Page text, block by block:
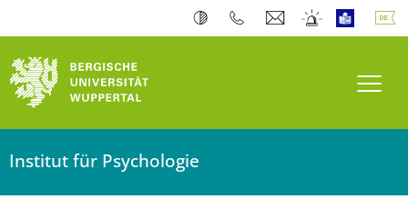
Institut für Psychologie